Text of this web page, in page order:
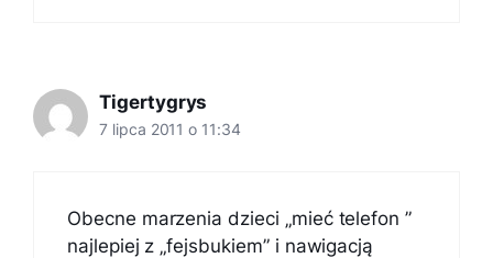
Tigertygrys
7 lipca 2011 o 11:34
Obecne marzenia dzieci „mieć telefon ”
najlepiej z „fejsbukiem” i nawigacją